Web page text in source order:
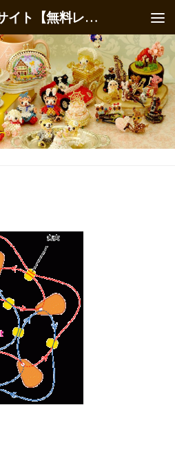
ビーズマニア*ファンサイト【無料レシピ】